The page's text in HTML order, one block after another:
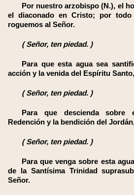
Por nuestro arzobispo (N.), el
el diaconado en Cristo; por
roguemos al Señor.
( Señor, ten piedad. )
Para que esta agua sea
acción y la venida del Espíritu
( Señor, ten piedad. )
Para que descienda
Redención y la bendición del
( Señor, ten piedad. )
Para que venga sobre esta
de la Santísima Trinidad
Señor.